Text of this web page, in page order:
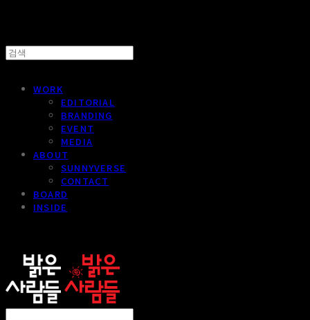
WORK
EDITORIAL
BRANDING
EVENT
MEDIA
ABOUT
SUNNYVERSE
CONTACT
BOARD
INSIDE